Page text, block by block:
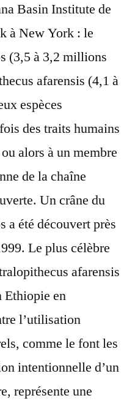
Basin Institute de
à New York : le
(3,5 à 3,2 millions
afarensis (4,1 à
espèces
des traits humains
alors à un membre
de la chaîne
Un crâne du
a été découvert près
Le plus célèbre
afarensis
Ethiopie en
l’utilisation
comme le font les
intentionnelle d’un
représente une